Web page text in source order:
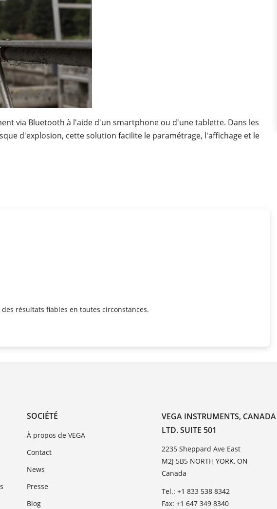
via Bluetooth à l'aide d'un smartphone ou d'une tablette. Dans les
d'explosion, cette solution facilite le paramétrage, l'affichage et le
résultats fiables en toutes circonstances.
SOCIÉTÉ
À propos de VEGA
Contact
News
Presse
Blog
VEGA INSTRUMENTS, CANADA
LTD. SUITE 501
2235 Sheppard Ave East
M2J 5B5 NORTH YORK, ON
Canada
Tel.: +1 833 538 8342
Fax: +1 647 349 8340